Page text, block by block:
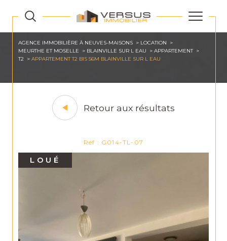
AGENCE IMMOBILIÈRE À NEUVES-MAISONS
LOCATION
MEURTHE ET MOSELLE
BLAINVILLE SUR L EAU
APPARTEMENT
T2
APPARTEMENT T2 BIS 56M BLAINVILLE SUR L EAU
Retour aux résultats
Réf : G014-TL-07
LOUÉ